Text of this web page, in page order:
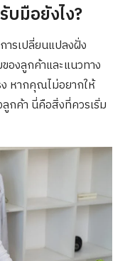
มือยังไง?
ารเปลี่ยนแปลงฝั่ง
งลูกค้าและแนวทาง
หากคุณไม่อยากให้
กค้า นี่คือสิ่งที่ควรเริ่ม